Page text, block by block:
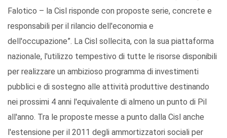
Falotico – la Cisl risponde con proposte serie, concrete e
responsabili per il rilancio dell'economia e
dell'occupazione”. La Cisl sollecita, con la sua piattaforma
nazionale, l'utilizzo tempestivo di tutte le risorse disponibili
per realizzare un ambizioso programma di investimenti
pubblici e di sostegno alle attività produttive destinando
nei prossimi 4 anni l'equivalente di almeno un punto di Pil
all'anno. Tra le proposte messe a punto dalla Cisl anche
l'estensione per il 2011 degli ammortizzatori sociali per